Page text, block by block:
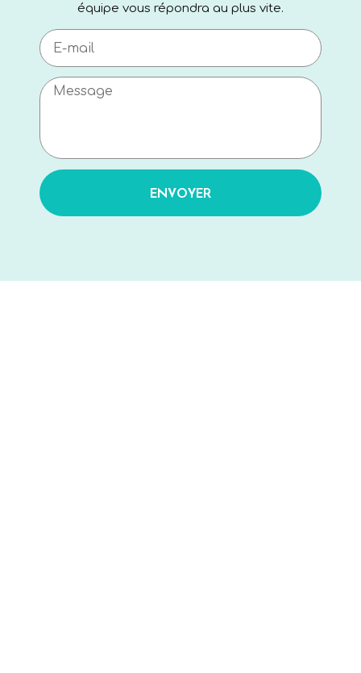
équipe vous répondra au plus vite.
ENVOYER